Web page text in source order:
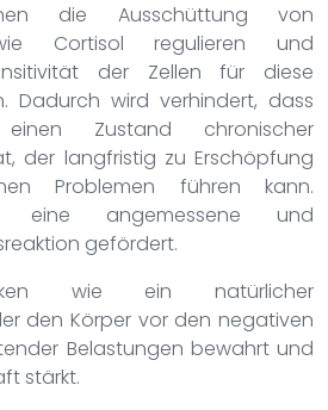
die Ausschüttung von
Cortisol regulieren und
der Zellen für diese
Dadurch wird verhindert, dass
Zustand chronischer
der langfristig zu Erschöpfung
Problemen führen kann.
eine angemessene und
gefördert.
wie ein natürlicher
den Körper vor den negativen
Belastungen bewahrt und
stärkt.